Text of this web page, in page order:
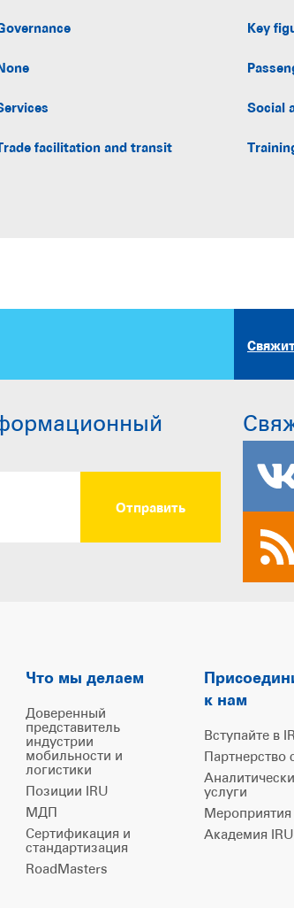
Key
Social
facilitation and transit
Что мы делаем
Доверенный
представитель
индустрии
мобильности и
логистики
Позиции IRU
МДП
Сертификация и
стандартизация
RoadMasters
к нам
Вступайте в
Партнерство
услуги
Мероприятия
Академия IRU